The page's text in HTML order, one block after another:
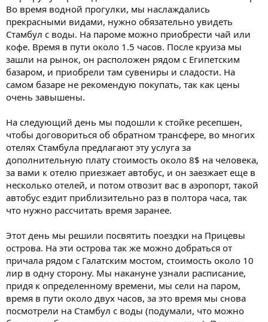
Во время водной прогулки, мы наслаждались
прекрасными видами, нужно обязательно увидеть
Стамбул с воды. На пароме можно приобрести чай или
кофе. Время в пути около 1.5 часов. После круиза мы
зашли на рынок, он расположен рядом с Египетским
базаром, и приобрели там сувениры и сладости. На
самом базаре не рекомендую покупать, так как цены
очень завышены.
На следующий день мы подошли к стойке ресепшен,
чтобы договориться об обратном трансфере, во многих
отелях Стамбула предлагают эту услуга за
дополнительную плату стоимость около 8$ на человека,
за вами к отелю приезжает автобус, и он заезжает еще в
несколько отелей, и потом отвозит вас в аэропорт, такой
автобус ездит приблизительно раз в полтора часа, так
что нужно рассчитать время заранее.
Этот день мы решили посвятить поездки на Прицевы
острова. На эти острова так же можно добраться от
причала рядом с Галатским мостом, стоимость около 10
лир в одну сторону. Мы накануне узнали расписание,
придя к определенному времени, мы сели на паром,
время в пути около двух часов, за это время мы снова
посмотрели на Стамбул с воды (подумали, что можно